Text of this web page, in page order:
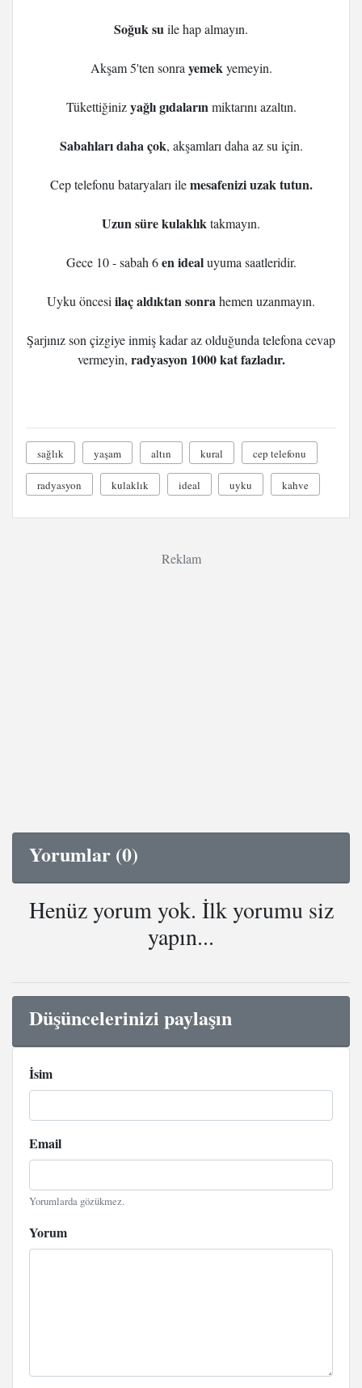
Soğuk suile hap almayın.
Akşam 5'ten sonra yemekyemeyin.
Tükettiğinizyağlı gıdaların miktarını azaltın.
Sabahları daha çok, akşamları daha az su için.
Cep telefonu bataryaları ilemesafenizi uzak tutun.
Uzun süre kulaklıktakmayın.
Gece 10 - sabah 6en idealuyuma saatleridir.
Uyku öncesi ilaç aldıktan sonrahemen uzanmayın.
Şarjınız son çizgiye inmiş kadar az olduğunda telefona cevap
vermeyin, radyasyon 1000 kat fazladır.
sağlık yaşam altın kural cep telefonu
radyasyon kulaklık ideal uyku kahve
Reklam
Yorumlar (0)
Henüz yorum yok. İlk yorumu siz
yapın...
Düşüncelerinizi paylaşın
İsim
Email
Yorumlarda gözükmez.
Yorum